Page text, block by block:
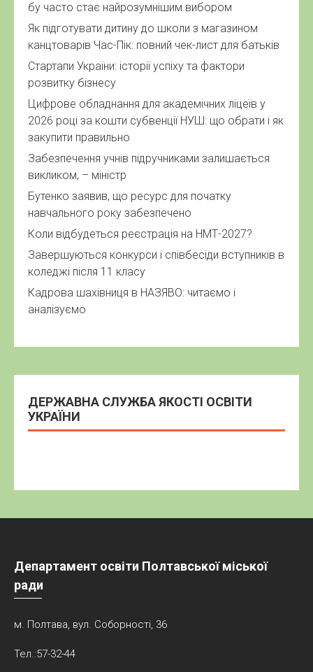
бу часто стає найрозумнішим вибором
Як підготувати дитину до школи з магазином
канцтоварів Час-Пік: повний чек-лист для батьків
Стартапи України: історії успіху та фактори
розвитку бізнесу
Цифрове обладнання для академічних ліцеїв у
2026 році за кошти субвенції НУШ: що обрати і як
закупити правильно
Забезпечення учнів підручниками залишається
викликом, – міністр
Бутенко заявив, що ресурс для початку
навчального року забезпечено
Коли відбудеться реєстрація на НМТ-2027?
Завершуються конкурси і співбесіди вступників в
коледжі після 11 класу
Кадрова шахівниця в НАЗЯВО: читаємо і
аналізуємо
ДЕРЖАВНА СЛУЖБА ЯКОСТІ ОСВІТИ
УКРАЇНИ
Департамент освіти Полтавської міської
ради
м. Полтава, вул. Соборності, 36
Тел.:57-32-44